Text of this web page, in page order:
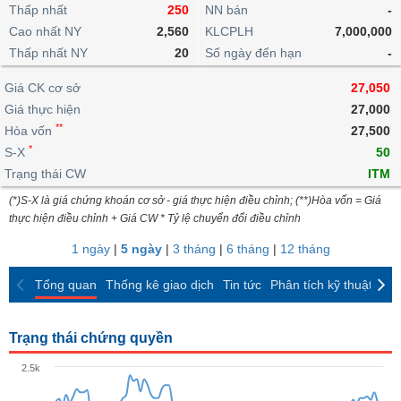
lỗ
dịch
nội
Niên
giám
Tài
liệu
cổ
Định
giá
ngoài
doanh
Top
cổ
phiếu
ngành
giao
dịch
dịch
Chứng
quyền
quan
Thống
giao
dịch
Thống
giao
dịch
Tin
tức
Phân
tích
kỹ
thuật
trực
tuyến
Bộ
lọc
cổ
So
sánh
Báo
cáo
Vĩ
mô
lai
Chứng
quyền
Trái
phiếu
IR
Awards
tạo
Dịch
vụ
Thấp nhất
250
Cao nhất NY
2,560
Thấp nhất NY
20
NN bán
-
KLCPLH
7,000,000
Số ngày đến hạn
-
Giá CK cơ sở
27,050
Giá thực hiện
27,000
Hòa vốn **
27,500
S-X *
50
Trạng thái CW
ITM
(*)S-X là giá chứng khoán cơ sở - giá thực hiện điều chỉnh; (**)Hòa vốn = Giá
thực hiện điều chỉnh + Giá CW * Tỷ lệ chuyển đổi điều chỉnh
1 ngày| 5 ngày| 3 tháng | 6 tháng | 12 tháng
Tổng quan Thống kê giao dịch Tin tức Phân tích kỹ thuật
Trạng thái chứng quyền
2.5k
BẤT
ĐỘNG
SẢN
TÀI
CHÍNH
HÀNG
KINH
GIỚI